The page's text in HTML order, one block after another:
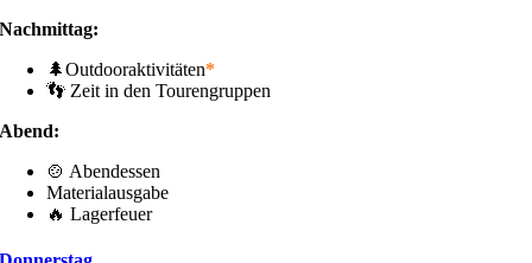
Nachmittag:
🌲Outdooraktivitäten*
👣 Zeit in den Tourengruppen
Abend:
🍲 Abendessen
Materialausgabe
🔥 Lagerfeuer